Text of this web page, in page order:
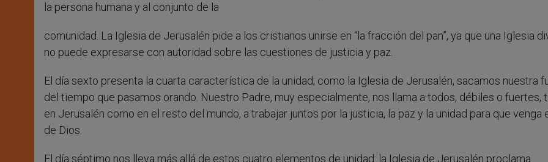
la persona humana y al conjunto de la
comunidad. La Iglesia de Jerusalén pide a los cristianos unirse en “la fracción del pan”, ya que una Iglesia
no puede expresarse con autoridad sobre las cuestiones de justicia y paz.
El día sexto presenta la cuarta característica de la unidad; como la Iglesia de Jerusalén, sacamos nuestra
del tiempo que pasamos orando. Nuestro Padre, muy especialmente, nos llama a todos, débiles o fuertes,
en Jerusalén como en el resto del mundo, a trabajar juntos por la justicia, la paz y la unidad para que venga
de Dios.
El día séptimo nos lleva más allá de estos cuatro elementos de unidad: la Iglesia de Jerusalén proclama